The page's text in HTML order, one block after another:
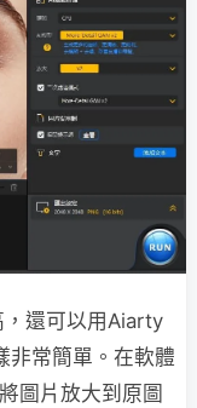
還可以用Aiarty
非常簡單。在軟體
圖片放大到原圖